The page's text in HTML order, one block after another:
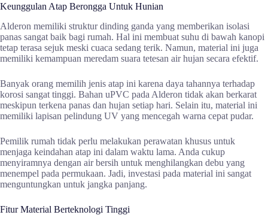
Keunggulan Atap Berongga Untuk Hunian
Alderon memiliki struktur dinding ganda yang memberikan isolasi
panas sangat baik bagi rumah. Hal ini membuat suhu di bawah kanopi
tetap terasa sejuk meski cuaca sedang terik. Namun, material ini juga
memiliki kemampuan meredam suara tetesan air hujan secara efektif.
Banyak orang memilih jenis atap ini karena daya tahannya terhadap
korosi sangat tinggi. Bahan uPVC pada Alderon tidak akan berkarat
meskipun terkena panas dan hujan setiap hari. Selain itu, material ini
memiliki lapisan pelindung UV yang mencegah warna cepat pudar.
Pemilik rumah tidak perlu melakukan perawatan khusus untuk
menjaga keindahan atap ini dalam waktu lama. Anda cukup
menyiramnya dengan air bersih untuk menghilangkan debu yang
menempel pada permukaan. Jadi, investasi pada material ini sangat
menguntungkan untuk jangka panjang.
Fitur Material Berteknologi Tinggi